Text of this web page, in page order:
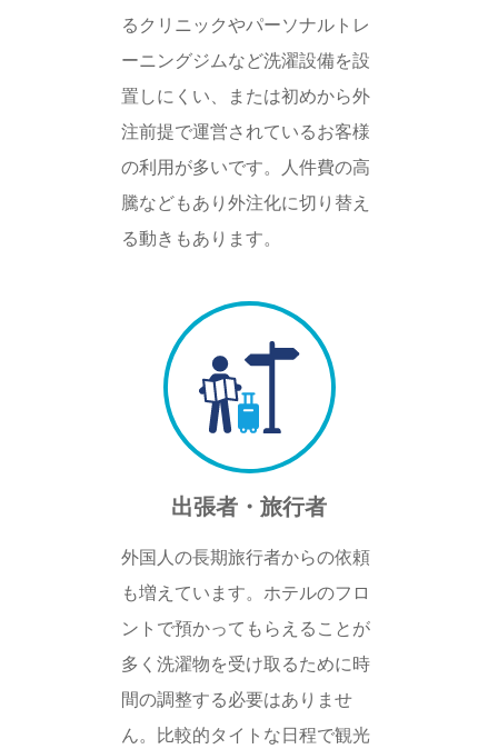
るクリニックやパーソナルトレ
ーニングジムなど洗濯設備を設
置しにくい、または初めから外
注前提で運営されているお客様
の利用が多いです。人件費の高
騰などもあり外注化に切り替え
る動きもあります。
出張者・旅行者
外国人の長期旅行者からの依頼
も増えています。ホテルのフロ
ントで預かってもらえることが
多く洗濯物を受け取るために時
間の調整する必要はありませ
ん。比較的タイトな日程で観光